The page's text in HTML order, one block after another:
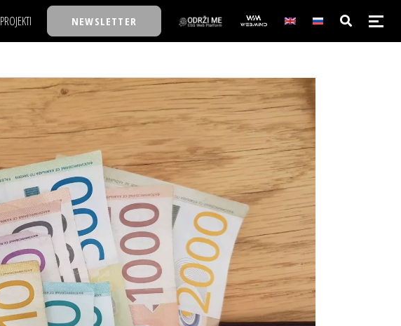
PROJEKTI
TASTY TALKS
30 ISPOD 30
BACK TO OFFICE/SCHOOL
BIZBENDOVI
BIZKOLEGIJUM
BMW BIZNIS LIGA
BIZLIFE WEEK
IZJAVA GODINE
NEWSLETTER
NAJKOLEGA
30 ISPOD 30
BACK TO OFFICE/SCHOOL
BIZBENDOVI
BMW BIZNIS LIGA
BIZLIFE WEEK
IZJAVA GODINE